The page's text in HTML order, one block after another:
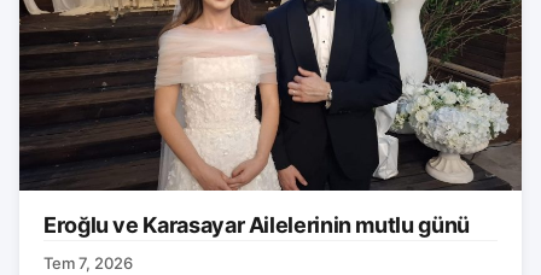
Eroğlu ve Karasayar Ailelerinin mutlu günü
Tem 7, 2026